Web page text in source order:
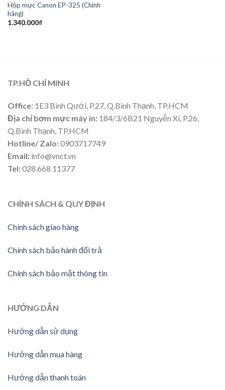
Hộp mực Canon EP-325 (Chính
hãng)
1.340.000₫
TP.HỒ CHÍ MINH
Office: 1E3 Bình Qưới, P.27, Q.Bình Thạnh, TP.HCM
Địa chỉ bơm mực máy in: 184/3/6B21 Nguyễn Xí, P.26,
Q.Bình Thạnh, TP.HCM
Hotline/ Zalo:0903717749
Email: info@vnct.vn
Tel:028.668 11377
CHÍNH SÁCH & QUY ĐỊNH
Chính sách giao hàng
Chính sách bảo hành đổi trả
Chính sách bảo mật thông tin
HƯỚNG DẪN
Hướng dẫn sử dụng
Hướng dẫn mua hàng
Hướng dẫn thanh toán